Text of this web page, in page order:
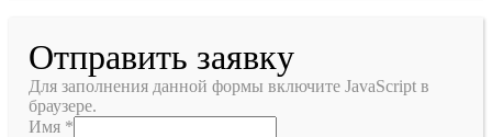
Отправить заявку
Для заполнения данной формы включите JavaScript в
браузере.
Имя *